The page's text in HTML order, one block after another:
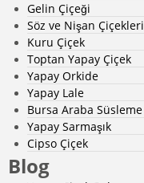
Gelin Çiçeği
Söz ve Nişan Çiçekleri
Kuru Çiçek
Toptan Yapay Çiçek
Yapay Orkide
Yapay Lale
Bursa Araba Süsleme
Yapay Sarmaşık
Cipso Çiçek
Blog